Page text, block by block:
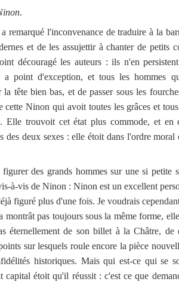
.
remarqué l'inconvenance de traduire à la
et de les assujettir à chanter de petits
découragé les auteurs : ils n'en
point d'exception, et tous les hommes
tête bien bas, et de passer sous les
Ninon qui avoit toutes les grâces et
Elle trouvoit cet état plus commode, et en
deux sexes : elle étoit dans l'ordre moral
des grands hommes sur une si petite
à-vis de Ninon : Ninon est un excellent
figuré plus d'une fois. Je voudrais
pas toujours sous la même forme,
éternellement de son billet à la Châtre, de
sur lesquels roule encore la pièce
historiques. Mais qui est-ce qui se
étoit qu'il réussit : c'est ce que